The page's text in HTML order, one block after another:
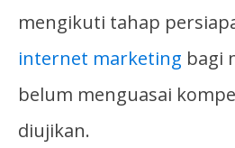
mengikuti tahap
internet marketing bagi
belum menguasai
diujikan.